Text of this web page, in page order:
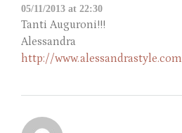
05/11/2013 at 22:30
Tanti Auguroni!!!
Alessandra
http://www.alessandrastyle.com